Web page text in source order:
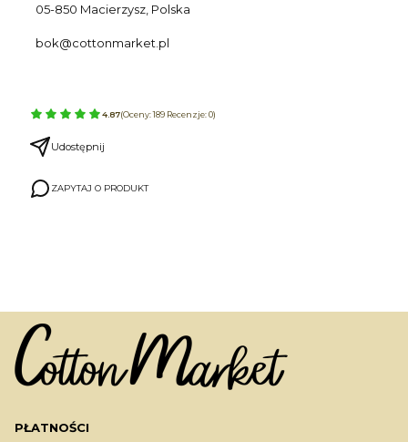
05-850 Macierzysz, Polska
bok@cottonmarket.pl
4.87(Oceny: 189 Recenzje: 0)
Udostępnij
ZAPYTAJ O PRODUKT
PŁATNOŚCI